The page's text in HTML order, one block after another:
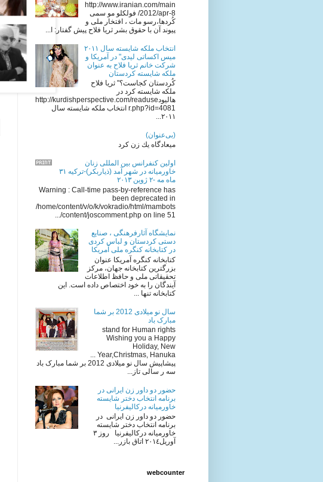
http://www.iranian.com/main
/2012/apr-8 فولکلو مو سمی
کُردها،رسو مات ، افتخار ملی و
پیوند آن با حقوق بشر ثریا فلاح پیش گفتار: ا...
انتخاب ملکه شایسته سال ٢٠١١
میس اکساتی لیدی" در آمریکا و
شرکت خانم ثریا فلاح به عنوان
ملکه شایسته کردستان
کُردستان کجاست؟" ثریا فلاح
ملکه شایسته کرد در
هالیودhttp://kurdishperspective.com/readuse
r.php?id=4081 انتخاب ملکه شایسته سال
٢٠١١...
(بی‌عنوان)
میعادگاه یك زن كرد
اولين كنفرانس بين المللى زنان
خاورميانه در شهر آمد (ذياربكر)-تركيه ٣١
ماه مه -٢ ژوين ٢٠١٣
Warning : Call-time pass-by-reference has
been deprecated in
/home/content/v/o/k/vokradio/html/mambots
/content/joscomment.php on line 51...
نمایشگاه آثارفرهنگی ، صنایع
دستی کردستان و لباس کردی
در کتابخانه کنگره ملی آمریکا
کتابخانه کنگره آمریکا عنوان
بزرگترین کتابخانه جهان، مرکز
تحقیقاتی ملی و حافظ اطلاعات
آیندگان را به خود اختصاص داده است. این
کتابخانه تنها ...
سال نو میلادی 2012 بر شما
مبارک باد
stand for Human rights
Wishing you a Happy
Holiday, New
Year,Christmas, Hanuka ...
پیشاپیش سال نو میلادی 2012 بر شما مبارک باد
سه ر سالی تاز...
حضور دو داور زن ایرانی در
برنامه انتخاب دختر شایسته
خاورمیانه درکالیفرنیا
حضور دو داور زن ایرانی در
برنامه انتخاب دختر شایسته
خاورمیانه درکالیفرنیا روز ٣
آوريل٢٠١٤ اتاق بازر...
webcounter